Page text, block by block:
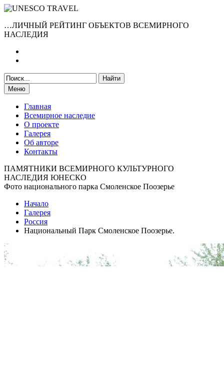
…ЛИЧНЫЙ РЕЙТИНГ ОБЪЕКТОВ ВСЕМИРНОГО
НАСЛЕДИЯ
Меню
Главная
Всемирное наследие
О проекте
Галерея
Об авторе
Контакты
ПАМЯТНИКИ ВСЕМИРНОГО КУЛЬТУРНОГО
НАСЛЕДИЯ ЮНЕСКО
Фото национального парка Смоленское Поозерье
Начало
Галерея
Россия
Национальный Парк Смоленское Поозерье.